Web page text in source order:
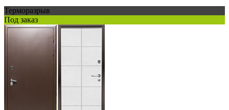
Терморазрыв
Под заказ